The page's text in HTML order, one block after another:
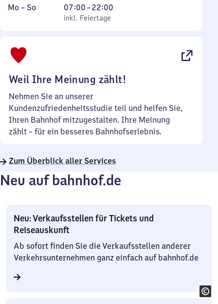
Montag
Mo – So,
inkl. Feiertage
07:00–22:00
Von
7
inkl. Feiertage
Weil Ihre Meinung zählt!
Nehmen Sie an unserer
Kundenzufriedenheitsstudie teil und helfen Sie,
Ihren Bahnhof mitzugestalten. Ihre Meinung
zählt – für ein besseres Bahnhofserlebnis.
Zum Überblick aller Services
Neu auf bahnhof.de
Neu: Verkaufsstellen für Tickets und
Reiseauskunft
Ab sofort finden Sie die Verkaufsstellen anderer
Verkehrsunternehmen ganz einfach auf bahnhof.de